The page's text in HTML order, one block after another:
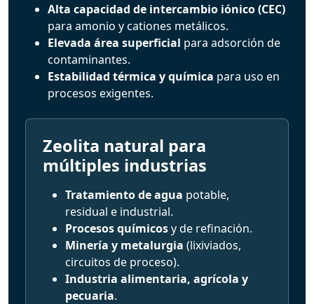
Alta capacidad de intercambio iónico (CEC)
para amonio y cationes metálicos.
Elevada área superficial para adsorción de
contaminantes.
Estabilidad térmica y química para uso en
procesos exigentes.
Zeolita natural para
múltiples industrias
Tratamiento de agua potable,
residual e industrial.
Procesos químicosy de refinación.
Minería y metalurgia (lixiviados,
circuitos de proceso).
Industria alimentaria, agrícola y
pecuaria.